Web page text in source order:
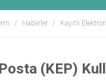
Haberler Kayıtlı
(KEP)